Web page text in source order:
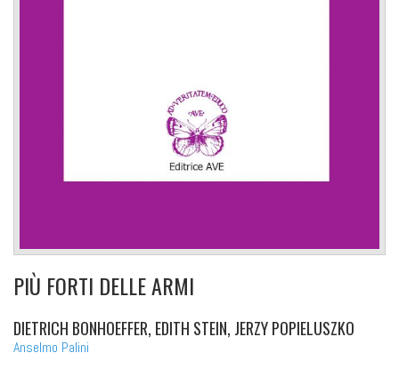
PIÙ FORTI DELLE ARMI
DIETRICH BONHOEFFER, EDITH STEIN, JERZY POPIELUSZKO
Anselmo Palini